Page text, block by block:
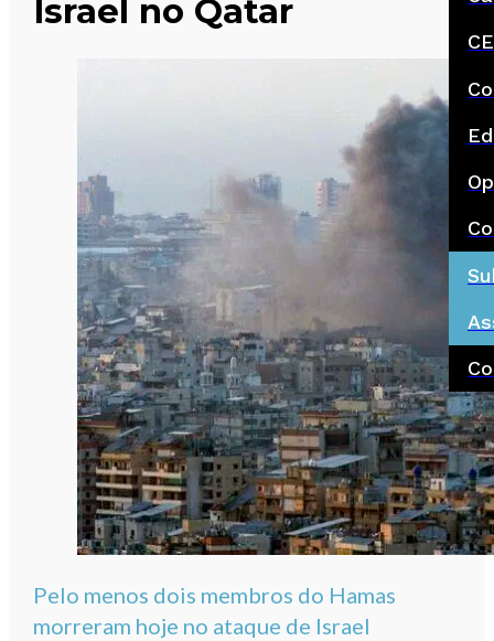
Israel no Qatar
Pelo menos dois membros do Hamas
morreram hoje no ataque de Israel